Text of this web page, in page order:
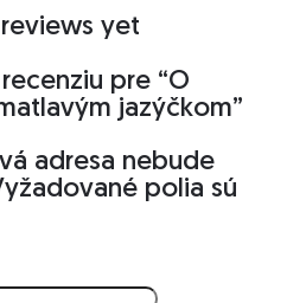
yet
pre “O
jazýčkom”
adresa nebude
polia sú